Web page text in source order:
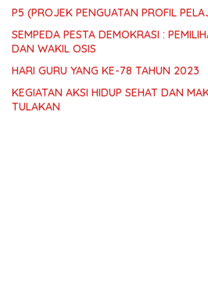
P5 (PROJEK PENGUATAN PROFIL
SEMPEDA PESTA DEMOKRASI :
DAN WAKIL OSIS
HARI GURU YANG KE-78 TAHUN 2023
KEGIATAN AKSI HIDUP SEHAT DAN
TULAKAN